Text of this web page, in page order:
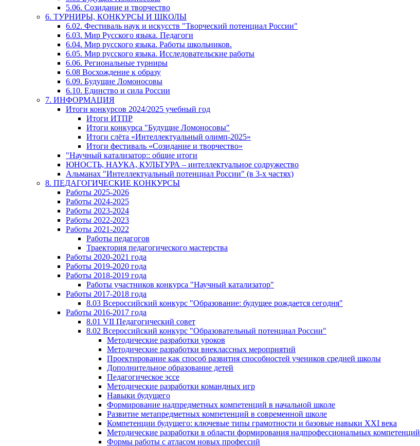
5.06. Созидание и творчество
6. ТУРНИРЫ, КОНКУРСЫ И ШКОЛЫ
6.02. Фестиваль наук и искусств "Творческий потенциал России"
6.03. Мир Русского языка. Педагоги
6.04. Мир русского языка. Работы школьников.
6.05. Мир русского языка. Исследовательские работы
6.06. Региональные турниры
6.08 Восхождение к образу
6.09. Будущие Ломоносовы
6.10. Единство и сила России
7. ИНФОРМАЦИЯ
Итоги конкурсов 2024/2025 учебный год
Итоги ИТПР
Итоги конкурса "Будущие Ломоносовы"
Итоги слёта «Интеллектуальный олимп-2025»
Итоги фестиваль «Созидание и творчество»
"Научный катализатор:: общие итоги
ЮНОСТЬ, НАУКА, КУЛЬТУРА – интеллектуальное содружество
Альманах "Интеллектуальный потенциал России" (в 3-х частях)
8. ПЕДАГОГИЧЕСКИЕ КОНКУРСЫ
Работы 2025-2026
Работы 2024-2025
Работы 2023-2024
Работы 2022-2023
Работы 2021-2022
Работы педагогов
Траектория педагогического мастерства
Работы 2020-2021 года
Работы 2019-2020 года
Работы 2018-2019 года
Работы участников конкурса "Научный катализатор"
Работы 2017-2018 года
8.03 Всероссийский конкурс "Образование: будущее рождается сегодня"
Работы 2016-2017 года
8.01 VII Педагогический совет
8.02 Всероссийский конкурс "Образовательный потенциал России"
Методические разработки уроков
Методические разработки внеклассных мероприятий
Проектирование как способ развития способностей учеников средней школы
Дополнительное образование детей
Педагогическое эссе
Методические разработки командных игр
Навыки будущего
Формирование надпредметных компетенций в начальной школе
Развитие метапредметных компетенций в современной школе
Компетенции будущего: ключевые типы грамотности и базовые навыки XXI века
Методические разработки в области формирования надпрофессиональных компетенций
Формы работы с атласом новых профессий